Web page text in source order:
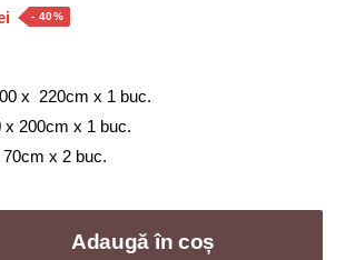
Prețul
149,00 lei.
- 40%
x 220cm x 1 buc.
x 200cm x 1 buc.
x 2 buc.
Adaugă în coș